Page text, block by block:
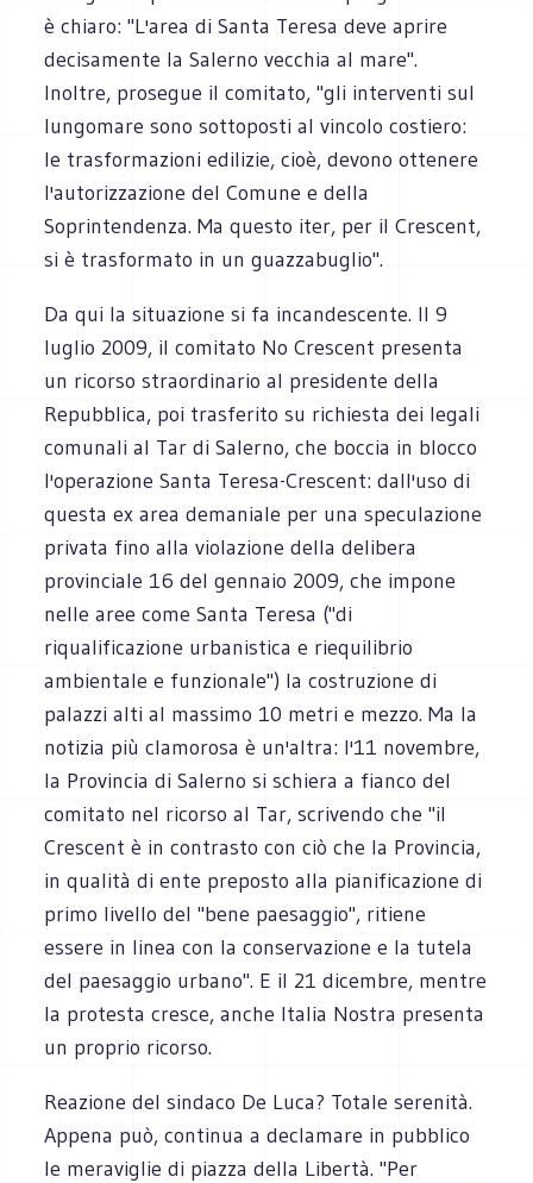
è chiaro: "L'area di Santa Teresa deve aprire
decisamente la Salerno vecchia al mare".
Inoltre, prosegue il comitato, "gli interventi sul
lungomare sono sottoposti al vincolo costiero:
le trasformazioni edilizie, cioè, devono ottenere
l'autorizzazione del Comune e della
Soprintendenza. Ma questo iter, per il Crescent,
si è trasformato in un guazzabuglio".
Da qui la situazione si fa incandescente. Il 9
luglio 2009, il comitato No Crescent presenta
un ricorso straordinario al presidente della
Repubblica, poi trasferito su richiesta dei legali
comunali al Tar di Salerno, che boccia in blocco
l'operazione Santa Teresa-Crescent: dall'uso di
questa ex area demaniale per una speculazione
privata fino alla violazione della delibera
provinciale 16 del gennaio 2009, che impone
nelle aree come Santa Teresa ("di
riqualificazione urbanistica e riequilibrio
ambientale e funzionale") la costruzione di
palazzi alti al massimo 10 metri e mezzo. Ma la
notizia più clamorosa è un'altra: l'11 novembre,
la Provincia di Salerno si schiera a fianco del
comitato nel ricorso al Tar, scrivendo che "il
Crescent è in contrasto con ciò che la Provincia,
in qualità di ente preposto alla pianificazione di
primo livello del "bene paesaggio", ritiene
essere in linea con la conservazione e la tutela
del paesaggio urbano". E il 21 dicembre, mentre
la protesta cresce, anche Italia Nostra presenta
un proprio ricorso.
Reazione del sindaco De Luca? Totale serenità.
Appena può, continua a declamare in pubblico
le meraviglie di piazza della Libertà. "Per